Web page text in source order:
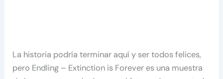
La historia podría terminar aquí y ser todos felices,
pero Endling – Extinction is Forever es una muestra